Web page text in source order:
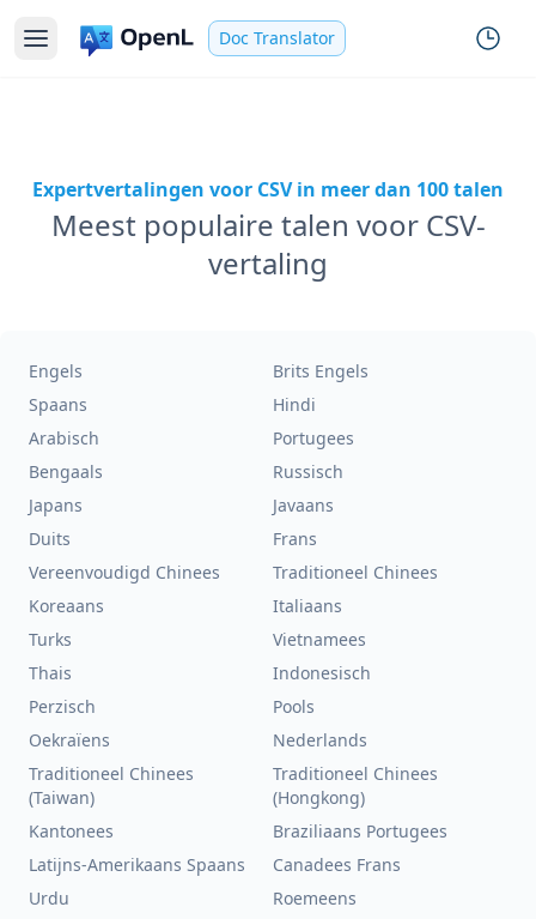
Doc Translator
Expertvertalingen voor CSV in meer dan 100 talen
Meest populaire talen voor CSV-
vertaling
Engels
Brits Engels
Spaans
Hindi
Arabisch
Portugees
Bengaals
Russisch
Japans
Javaans
Duits
Frans
Vereenvoudigd Chinees
Traditioneel Chinees
Koreaans
Italiaans
Turks
Vietnamees
Thais
Indonesisch
Perzisch
Pools
Oekraïens
Nederlands
Traditioneel Chinees
(Taiwan)
Traditioneel Chinees
(Hongkong)
Kantonees
Braziliaans Portugees
Latijns-Amerikaans Spaans
Canadees Frans
Urdu
Roemeens